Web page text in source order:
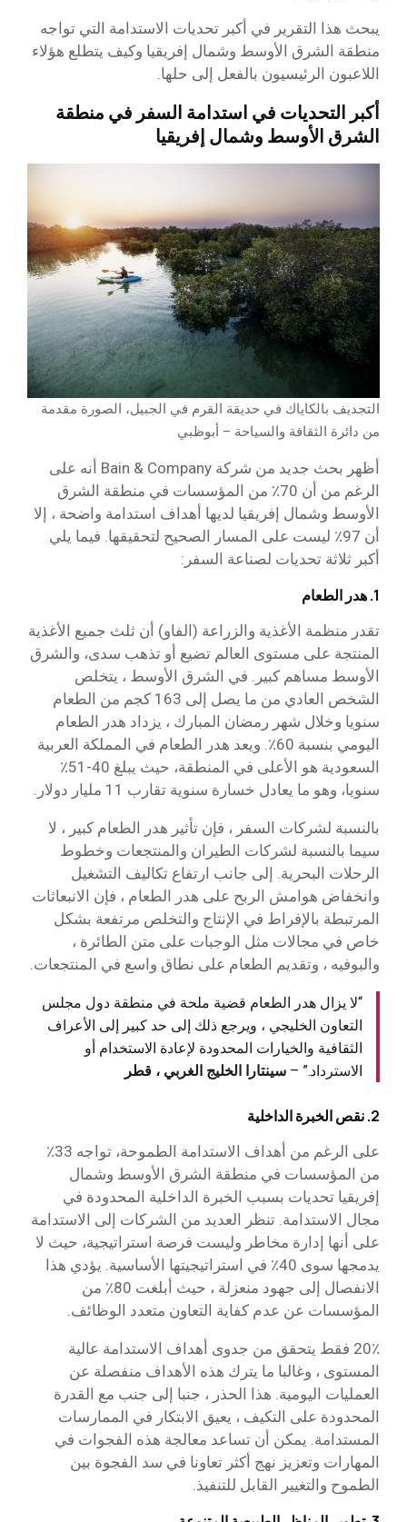
يبحث هذا التقرير في أكبر تحديات الاستدامة التي تواجه
منطقة الشرق الأوسط وشمال إفريقيا وكيف يتطلع هؤلاء
اللاعبون الرئيسيون بالفعل إلى حلها.
أكبر التحديات في استدامة السفر في منطقة
الشرق الأوسط وشمال إفريقيا
التجديف بالكاياك في حديقة القرم في الجبيل، الصورة مقدمة
من دائرة الثقافة والسياحة – أبوظبي
أظهر بحث جديد من شركة Bain & Company أنه على
الرغم من أن 70٪ من المؤسسات في منطقة الشرق
الأوسط وشمال إفريقيا لديها أهداف استدامة واضحة ، إلا
أن 97٪ ليست على المسار الصحيح لتحقيقها. فيما يلي
أكبر ثلاثة تحديات لصناعة السفر:
1. هدر الطعام
تقدر منظمة الأغذية والزراعة (الفاو) أن ثلث جميع الأغذية
المنتجة على مستوى العالم تضيع أو تذهب سدى، والشرق
الأوسط مساهم كبير. في الشرق الأوسط ، يتخلص
الشخص العادي من ما يصل إلى 163 كجم من الطعام
سنويا وخلال شهر رمضان المبارك ، يزداد هدر الطعام
اليومي بنسبة 60٪. ويعد هدر الطعام في المملكة العربية
السعودية هو الأعلى في المنطقة، حيث يبلغ 40-51٪
سنويا، وهو ما يعادل خسارة سنوية تقارب 11 مليار دولار.
بالنسبة لشركات السفر ، فإن تأثير هدر الطعام كبير ، لا
سيما بالنسبة لشركات الطيران والمنتجعات وخطوط
الرحلات البحرية. إلى جانب ارتفاع تكاليف التشغيل
وانخفاض هوامش الربح على هدر الطعام ، فإن الانبعاثات
المرتبطة بالإفراط في الإنتاج والتخلص مرتفعة بشكل
خاص في مجالات مثل الوجبات على متن الطائرة ،
والبوفيه ، وتقديم الطعام على نطاق واسع في المنتجعات.
“لا يزال هدر الطعام قضية ملحة في منطقة دول مجلس
التعاون الخليجي ، ويرجع ذلك إلى حد كبير إلى الأعراف
الثقافية والخيارات المحدودة لإعادة الاستخدام أو
الاسترداد.” – سينتارا الخليج الغربي ، قطر
2. نقص الخبرة الداخلية
على الرغم من أهداف الاستدامة الطموحة، تواجه 33٪
من المؤسسات في منطقة الشرق الأوسط وشمال
إفريقيا تحديات بسبب الخبرة الداخلية المحدودة في
مجال الاستدامة. تنظر العديد من الشركات إلى الاستدامة
على أنها إدارة مخاطر وليست فرصة استراتيجية، حيث لا
يدمجها سوى 40٪ في استراتيجيتها الأساسية. يؤدي هذا
الانفصال إلى جهود منعزلة ، حيث أبلغت 80٪ من
المؤسسات عن عدم كفاية التعاون متعدد الوظائف.
20٪ فقط يتحقق من جدوى أهداف الاستدامة عالية
المستوى ، وغالبا ما يترك هذه الأهداف منفصلة عن
العمليات اليومية. هذا الحذر ، جنبا إلى جنب مع القدرة
المحدودة على التكيف ، يعيق الابتكار في الممارسات
المستدامة. يمكن أن تساعد معالجة هذه الفجوات في
المهارات وتعزيز نهج أكثر تعاونا في سد الفجوة بين
الطموح والتغيير القابل للتنفيذ.